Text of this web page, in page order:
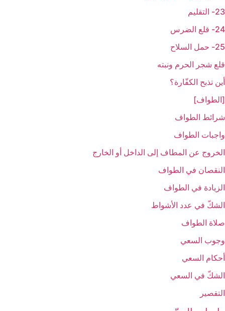
23- التقليم
24- قلع الضرس
25- حمل السلاح
قلع شجر الحرم ونبته
أين تذبح الكفّارة؟
[الطواف‏]
شرائط الطواف
واجبات الطواف‏
الخروج عن المطاف إلى الداخل أو الخارج‏
النقصان في الطواف‏
الزيادة في الطواف‏
الشكّ في عدد الأشواط
صلاة الطواف
وجوب السعي‏
أحكام السعي‏
الشكّ في السعي‏
التقصير